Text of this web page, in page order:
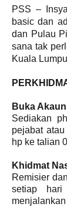
PSS –
basic dan
dan Pulau
sana tak
Kuala
Buka
Sediakan
pejabat
hp ke talian
Khidmat
Remisier
setiap hari